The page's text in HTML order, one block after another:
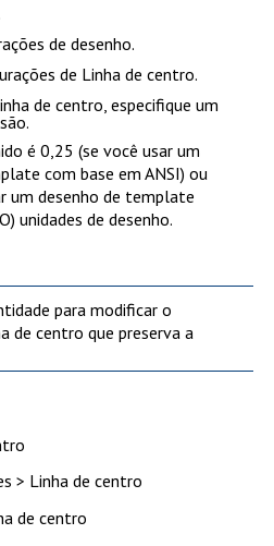
de desenho.
de Linha de centro.
de centro , especifique um
é 0,25 (se você usar um
com base em ANSI) ou
um desenho de template
unidades de desenho.
para modificar o
de centro que preserva a
> Linha de centro
de centro